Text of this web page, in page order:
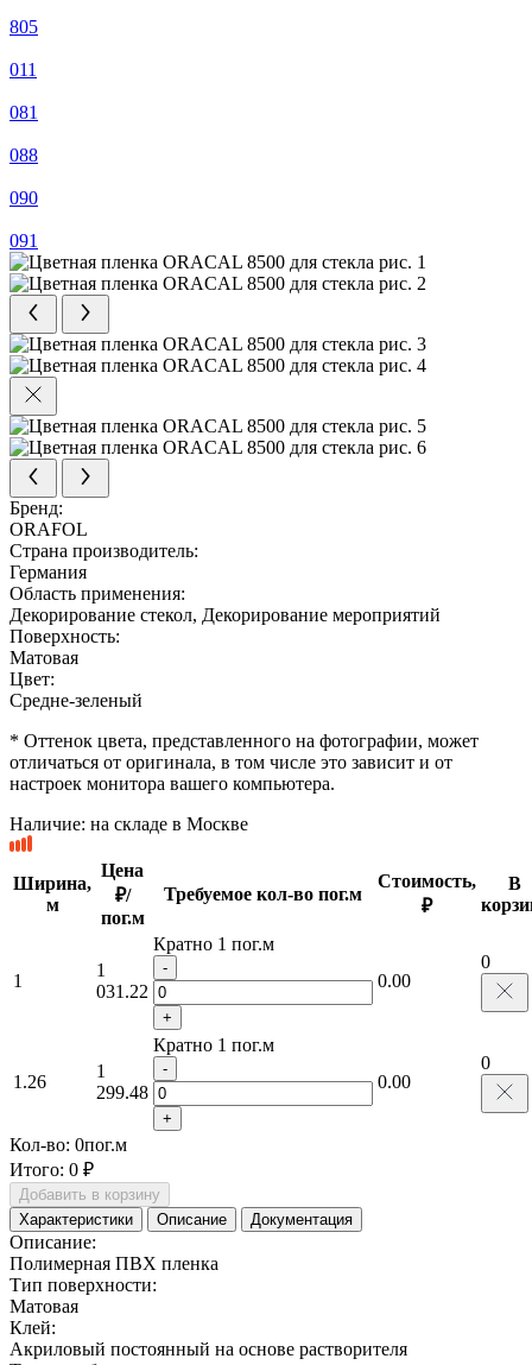
805
011
081
088
090
091
Бренд:
ORAFOL
Страна производитель:
Германия
Область применения:
Декорирование стекол, Декорирование мероприятий
Поверхность:
Матовая
Цвет:
Средне-зеленый
* Оттенок цвета, представленного на фотографии, может
отличаться от оригинала, в том числе это зависит и от
настроек монитора вашего компьютера.
Наличие: на складе в Москве
Ширина,
м
Цена
₽/
пог.м
Требуемое кол-во пог.м
Стоимость,
₽
В
1
1
031.22
Кратно 1 пог.м
-
+
0.00
0
1.26
1
299.48
Кратно 1 пог.м
-
+
0.00
0
Кол-во: 0пог.м
Итого: 0 ₽
Добавить в корзину
Характеристики
Описание Документация
Описание:
Полимерная ПВХ пленка
Тип поверхности:
Матовая
Клей:
Акриловый постоянный на основе растворителя